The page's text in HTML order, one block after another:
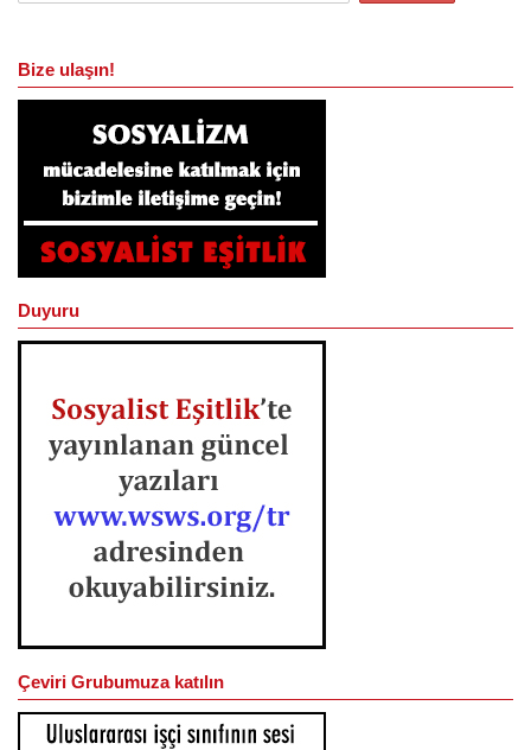
Bize ulaşın!
Duyuru
Çeviri Grubumuza katılın